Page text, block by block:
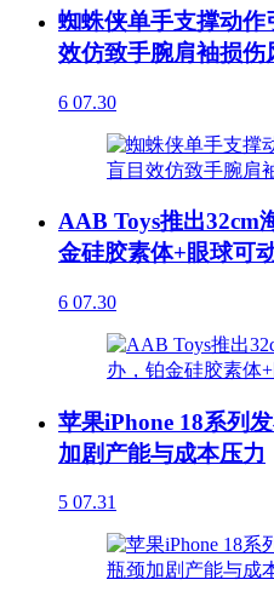
蜘蛛侠单手支撑动作
效仿致手腕肩袖损伤
6 07.30
AAB Toys推出32cm
金硅胶素体+眼球可
6 07.30
苹果iPhone 18系列
加剧产能与成本压力
5 07.31